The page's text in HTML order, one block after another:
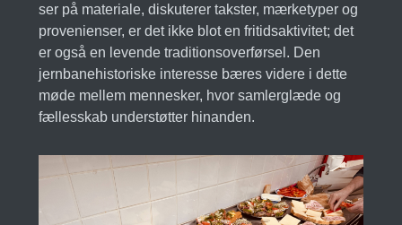
ser på materiale, diskuterer takster, mærketyper og
provenienser, er det ikke blot en fritidsaktivitet; det
er også en levende traditionsoverførsel. Den
jernbanehistoriske interesse bæres videre i dette
møde mellem mennesker, hvor samlerglæde og
fællesskab understøtter hinanden.